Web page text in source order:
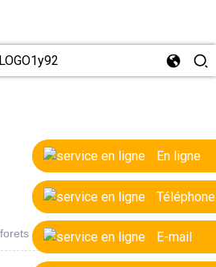
En ligne
Téléphone
E-mail
de démolition de haute qualité